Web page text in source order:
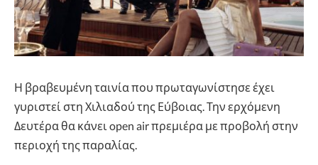
Η βραβευμένη ταινία που πρωταγωνίστησε έχει
γυριστεί στη Χιλιαδού της Εύβοιας. Την ερχόμενη
Δευτέρα θα κάνει open air πρεμιέρα με προβολή στην
περιοχή της παραλίας.